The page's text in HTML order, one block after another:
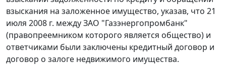
взыскания на заложенное имущество, указав, что 21
июля 2008 г. между ЗАО "Газэнергопромбанк"
(правопреемником которого является общество) и
ответчиками были заключены кредитный договор и
договор о залоге недвижимого имущества.